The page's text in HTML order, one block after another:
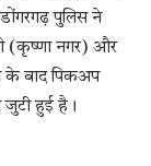
पुलिस ने
(कृष्णा नगर) और
के बाद पिकअप
हुई है।